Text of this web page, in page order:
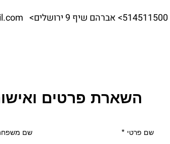
השארת פרטים
שם שם פרטי